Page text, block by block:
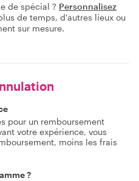
de spécial ? Personnalisez
de temps, d'autres lieux ou
sur mesure.
pour un remboursement
votre expérience, vous
moins les frais
?